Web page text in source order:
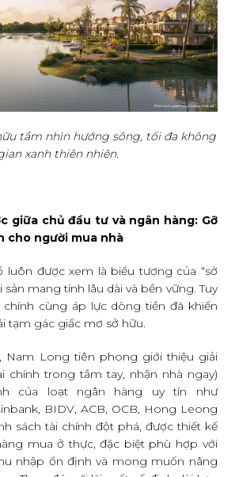
tầm nhìn hướng sông, tối đa không
xanh thiên nhiên.
giữa chủ đầu tư và ngân hàng: Gỡ
cho người mua nhà
luôn được xem là biểu tượng của “sở
sản mang tính lâu dài và bền vững. Tuy
chính cùng áp lực dòng tiền đã khiến
tạm gác giấc mơ sở hữu.
Nam Long tiên phong giới thiệu giải
chính trong tầm tay, nhận nhà ngay)
của loạt ngân hàng uy tín như
BIDV, ACB, OCB, Hong Leong
sách tài chính đột phá, được thiết kế
mua ở thực, đặc biệt phù hợp với
nhập ổn định và mong muốn nâng